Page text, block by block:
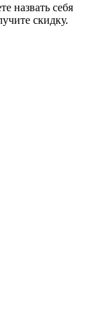
назвать себя
скидку.